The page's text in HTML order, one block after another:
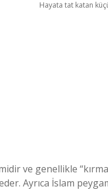
Hayata tat katan
ve genellikle
Ayrıca İslam